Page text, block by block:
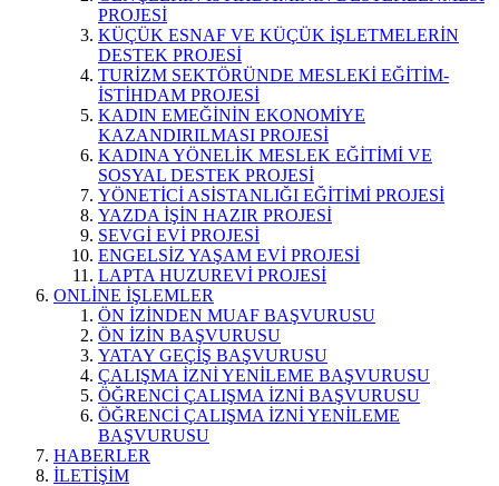
PROJESİ
KÜÇÜK ESNAF VE KÜÇÜK İŞLETMELERİN
DESTEK PROJESİ
TURİZM SEKTÖRÜNDE MESLEKİ EĞİTİM-
İSTİHDAM PROJESİ
KADIN EMEĞİNİN EKONOMİYE
KAZANDIRILMASI PROJESİ
KADINA YÖNELİK MESLEK EĞİTİMİ VE
SOSYAL DESTEK PROJESİ
YÖNETİCİ ASİSTANLIĞI EĞİTİMİ PROJESİ
YAZDA İŞİN HAZIR PROJESİ
SEVGİ EVİ PROJESİ
ENGELSİZ YAŞAM EVİ PROJESİ
LAPTA HUZUREVİ PROJESİ
ONLİNE İŞLEMLER
ÖN İZİNDEN MUAF BAŞVURUSU
ÖN İZİN BAŞVURUSU
YATAY GEÇİŞ BAŞVURUSU
ÇALIŞMA İZNİ YENİLEME BAŞVURUSU
ÖĞRENCİ ÇALIŞMA İZNİ BAŞVURUSU
ÖĞRENCİ ÇALIŞMA İZNİ YENİLEME
BAŞVURUSU
HABERLER
İLETİŞİM